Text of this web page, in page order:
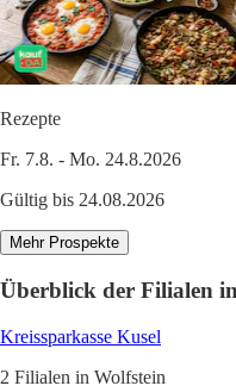
Rezepte
Fr. 7.8. - Mo. 24.8.2026
Gültig bis 24.08.2026
Mehr Prospekte
Überblick der Filialen
Kreissparkasse Kusel
2 Filialen in Wolfstein